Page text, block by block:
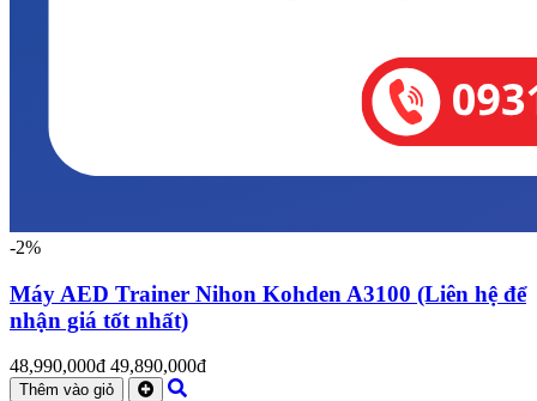
-2%
Máy AED Trainer Nihon Kohden A3100 (Liên hệ để
nhận giá tốt nhất)
48,990,000đ 49,890,000đ
Thêm vào giỏ